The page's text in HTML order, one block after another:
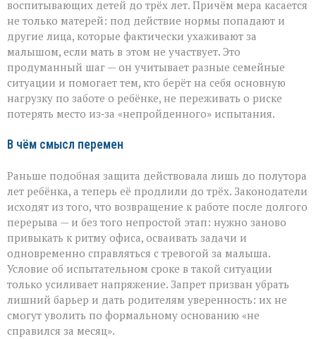
воспитывающих детей до трёх лет. Причём мера касается
не только матерей: под действие нормы попадают и
другие лица, которые фактически ухаживают за
малышом, если мать в этом не участвует. Это
продуманный шаг — он учитывает разные семейные
ситуации и помогает тем, кто берёт на себя основную
нагрузку по заботе о ребёнке, не переживать о риске
потерять место из‑за «непройденного» испытания.
В чём смысл перемен
Раньше подобная защита действовала лишь до полутора
лет ребёнка, а теперь её продлили до трёх. Законодатели
исходят из того, что возвращение к работе после долгого
перерыва — и без того непростой этап: нужно заново
привыкать к ритму офиса, осваивать задачи и
одновременно справляться с тревогой за малыша.
Условие об испытательном сроке в такой ситуации
только усиливает напряжение. Запрет призван убрать
лишний барьер и дать родителям уверенность: их не
смогут уволить по формальному основанию «не
справился за месяц».